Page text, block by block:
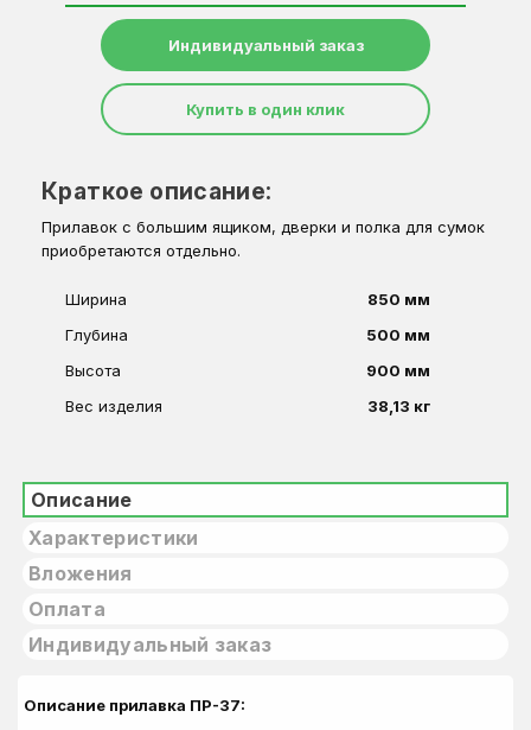
Индивидуальный заказ
Купить в один клик
Краткое описание:
Прилавок с большим ящиком, дверки и полка для сумок
приобретаются отдельно.
Ширина
850 мм
Глубина
500 мм
Высота
900 мм
Вес изделия
38,13 кг
Описание
Характеристики
Вложения
Оплата
Индивидуальный заказ
Описание прилавка ПР-37: